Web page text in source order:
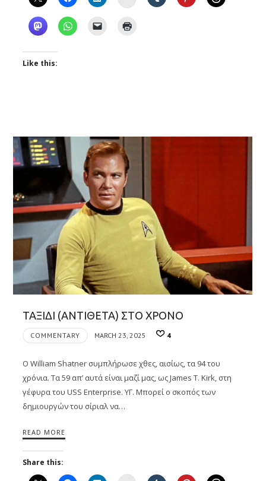
Like this:
ΤΑΞΙΔΙ (ΑΝΤΙΘΕΤΑ) ΣΤΟ ΧΡΟΝΟ
COMMENTARY MARCH 23, 2025 4
Ο William Shatner συμπλήρωσε χθες, αισίως, τα 94 του
χρόνια. Τα 59 απ’ αυτά είναι μαζί μας, ως James T. Kirk, στη
γέφυρα του USS Enterprise. ΥΓ. Μπορεί ο σκοπός των
δημιουργών του σίριαλ να…
READ MORE
Share this: